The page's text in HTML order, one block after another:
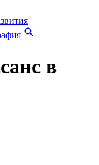
в